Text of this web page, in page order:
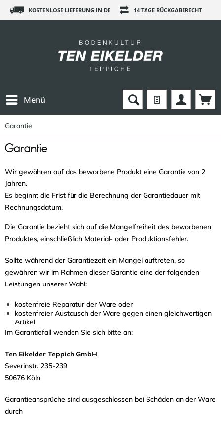
KOSTENLOSE LIEFERUNG IN DE 14 TAGE RÜCKGABERECHT
Menü
Garantie
Garantie
Wir gewähren auf das beworbene Produkt eine Garantie von 2
Jahren.
Es beginnt die Frist für die Berechnung der Garantiedauer mit
Rechnungsdatum.
Die Garantie bezieht sich auf die Mangelfreiheit des beworbenen
Produktes, einschließlich Material- oder Produktionsfehler.
Sollte während der Garantiezeit ein Mangel auftreten, so
gewähren wir im Rahmen dieser Garantie eine der folgenden
Leistungen unserer Wahl:
kostenfreie Reparatur der Ware oder
kostenfreier Austausch der Ware gegen einen gleichwertigen
Artikel
Im Garantiefall wenden Sie sich bitte an:
Ten Eikelder Teppich GmbH
Severinstr. 235-239
50676 Köln
Garantieansprüche sind ausgeschlossen bei Schäden an der Ware
durch